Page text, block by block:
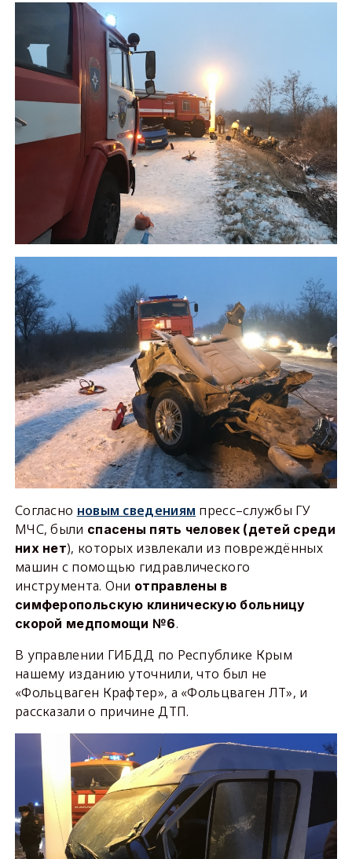
Согласно новым сведениям пресс–службы ГУ
МЧС, были спасены пять человек (детей среди
них нет), которых извлекали из повреждённых
машин с помощью гидравлического
инструмента. Они отправлены в
симферопольскую клиническую больницу
скорой медпомощи №6.
В управлении ГИБДД по Республике Крым
нашему изданию уточнили, что был не
«Фольцваген Крафтер», а «Фольцваген ЛТ», и
рассказали о причине ДТП.